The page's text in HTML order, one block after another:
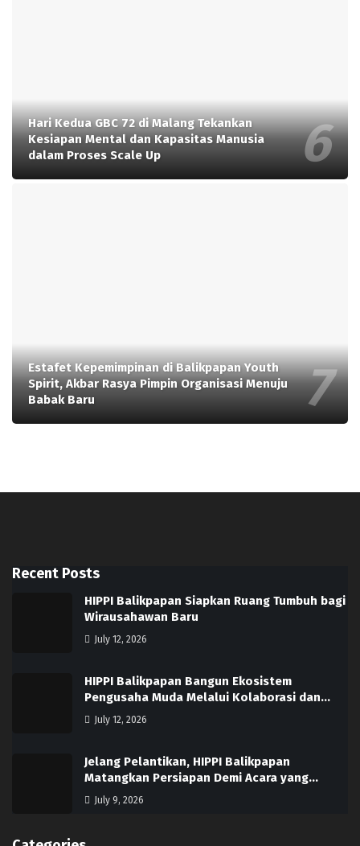
Hari Kedua GBC 72 di Malang Tekankan
Kesiapan Mental dan Kapasitas Manusia
dalam Proses Scale Up
Estafet Kepemimpinan di Balikpapan Youth
Spirit, Akbar Rasya Pimpin Organisasi Menuju
Babak Baru
Recent Posts
HIPPI Balikpapan Siapkan Ruang Tumbuh bagi
Wirausahawan Baru
July 12, 2026
HIPPI Balikpapan Bangun Ekosistem
Pengusaha Muda Melalui Kolaborasi dan…
July 12, 2026
Jelang Pelantikan, HIPPI Balikpapan
Matangkan Persiapan Demi Acara yang…
July 9, 2026